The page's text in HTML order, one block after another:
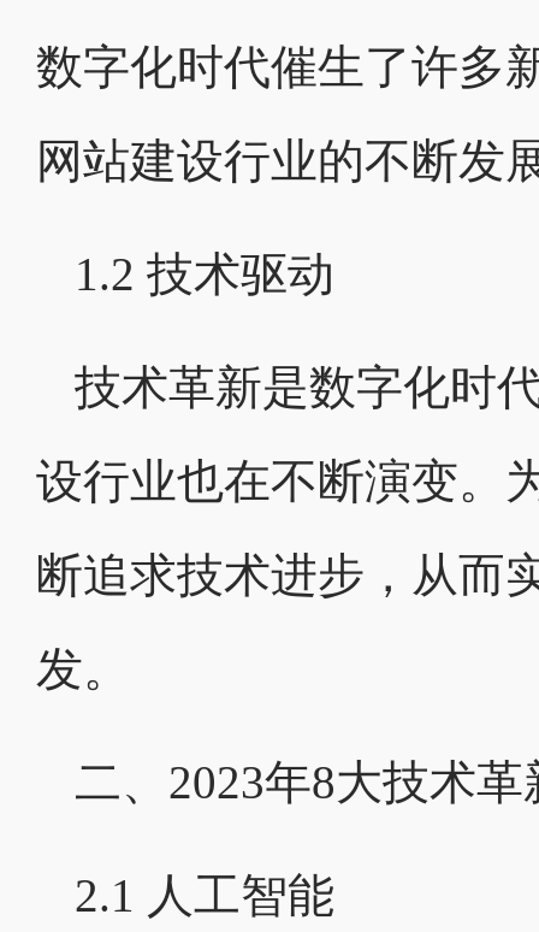
数字化时代催生了许多
网站建设行业的不断发
1.2 技术驱动
技术革新是数字化时
设行业也在不断演变。
断追求技术进步，从而
发。
二、2023年8大技术革
2.1 人工智能